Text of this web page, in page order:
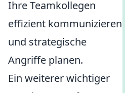
Ihre Teamkollegen
effizient kommunizieren
und strategische
Angriffe planen.
Ein weiterer wichtiger